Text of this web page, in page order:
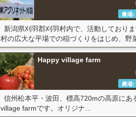
農場:
新潟県刈羽郡刈羽村内で、活動しており
村の広大な平場での稲づくりをはじめ、野
Happy village farm
農場:
信州松本平・波田、標高720mの高原にあ
village farmです。オリジナ...